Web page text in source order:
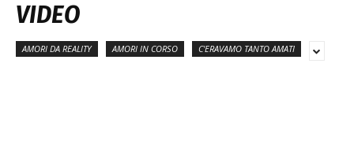
VIDEO
AMORI DA REALITY AMORI IN CORSO C'ERAVAMO TANTO AMATI